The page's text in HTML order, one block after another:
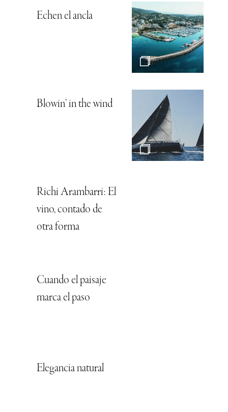
Echen el ancla
Blowin’ in the wind
Richi Arambarri: El
vino, contado de
otra forma
Cuando el paisaje
marca el paso
Elegancia natural